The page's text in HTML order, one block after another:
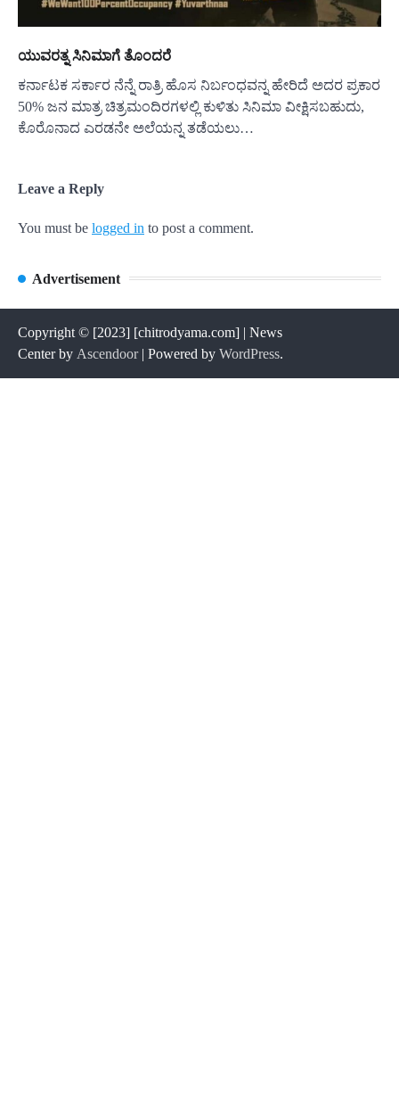
ಯುವರತ್ನ ಸಿನಿಮಾಗೆ ತೊಂದರೆ
ಕರ್ನಾಟಕ ಸರ್ಕಾರ ನೆನ್ನೆ ರಾತ್ರಿ ಹೊಸ ನಿರ್ಬಂಧವನ್ನ ಹೇರಿದೆ ಅದರ ಪ್ರಕಾರ
50% ಜನ ಮಾತ್ರ ಚಿತ್ರಮಂದಿರಗಳಲ್ಲಿ ಕುಳಿತು ಸಿನಿಮಾ ವೀಕ್ಷಿಸಬಹುದು,
ಕೊರೊನಾದ ಎರಡನೇ ಅಲೆಯನ್ನ ತಡೆಯಲು…
Leave a Reply
You must be logged in to post a comment.
Advertisement
Copyright © [2023] [chitrodyama.com] | News
Center by Ascendoor| Powered by WordPress.